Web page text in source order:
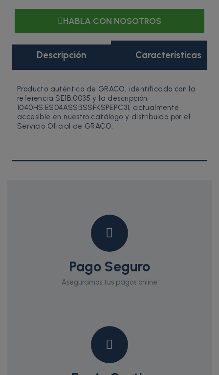
HABLA CON NOSOTROS
Descripción Características
Producto auténtico de GRACO, identificado con la
referencia SE1B.0035 y la descripción
1040HS.ES04ASSBSSFKSPEPC31, actualmente
accesible en nuestro catálogo y distribuido por el
Servicio Oficial de GRACO.
Pago Seguro
Aseguramos tus pagos online